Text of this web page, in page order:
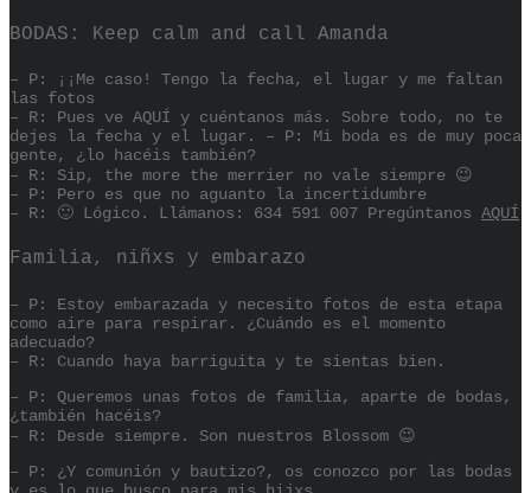
BODAS: Keep calm and call Amanda
– P: ¡¡Me caso! Tengo la fecha, el lugar y me faltan
las fotos
– R: Pues ve AQUÍ y cuéntanos más. Sobre todo, no te
dejes la fecha y el lugar. – P: Mi boda es de muy poca
gente, ¿lo hacéis también?
– R: Sip, the more the merrier no vale siempre 😉
– P: Pero es que no aguanto la incertidumbre
– R: 🙂 Lógico. Llámanos: 634 591 007 Pregúntanos AQUÍ
Familia, niñxs y embarazo
– P: Estoy embarazada y necesito fotos de esta etapa
como aire para respirar. ¿Cuándo es el momento
adecuado?
– R: Cuando haya barriguita y te sientas bien.
– P: Queremos unas fotos de familia, aparte de bodas,
¿también hacéis?
– R: Desde siempre. Son nuestros Blossom 😉
– P: ¿Y comunión y bautizo?, os conozco por las bodas